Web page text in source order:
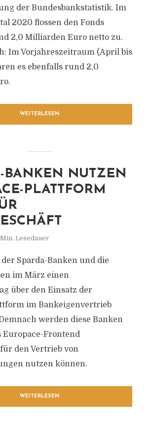
der Bundesbankstatistik. Im
2020 flossen den Fonds
2,0 Milliarden Euro netto zu.
Im Vorjahreszeitraum (April bis
es ebenfalls rund 2,0
WEITERLESEN
BANKEN NUTZEN
PLATTFORM
Lesedauer
Sparda-Banken und die
im März einen
über den Einsatz der
im Bankeigenvertrieb
werden diese Banken
Frontend
den Vertrieb von
nutzen können.
WEITERLESEN